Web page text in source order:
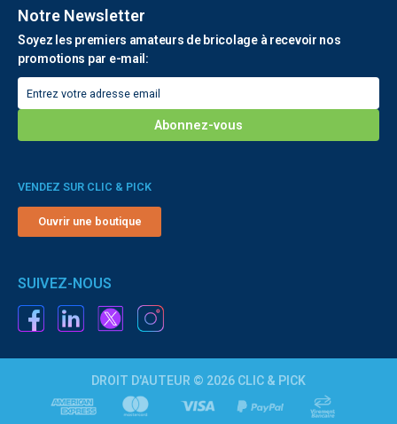
Notre Newsletter
Soyez les premiers amateurs de bricolage à recevoir nos
promotions par e-mail:
VENDEZ SUR CLIC & PICK
Ouvrir une boutique
SUIVEZ-NOUS
DROIT D'AUTEUR © 2026 CLIC & PICK